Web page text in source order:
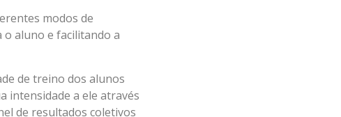
modos de
o aluno e facilitando a
de treino dos alunos
intensidade a ele através
de resultados coletivos